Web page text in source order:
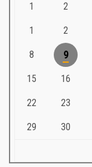
1 2
1 2
8 9
15 16
22 23
29 30